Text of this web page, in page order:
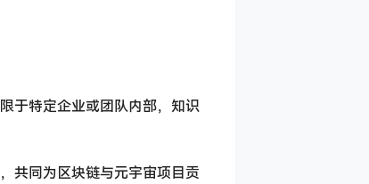
于特定企业或团队内部，知识
共同为区块链与元宇宙项目贡